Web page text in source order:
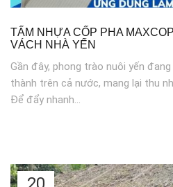
TẤM NHỰA CỐP PHA
VÁCH NHÀ YẾN
Gần đây, phong trào nuôi yến
thành trên cả nước, mang lại thu
Để đẩy nhanh...